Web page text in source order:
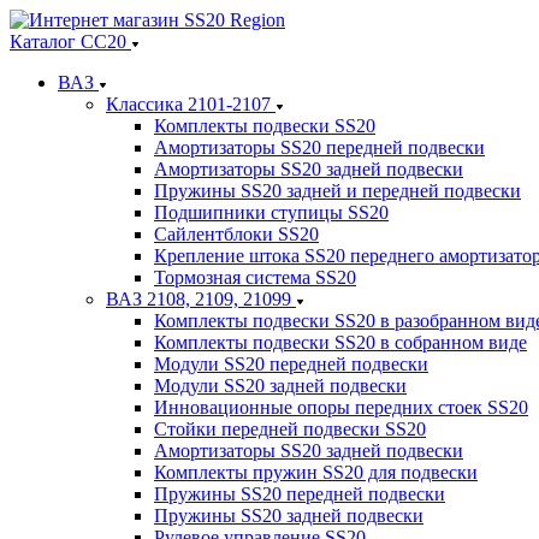
Каталог СС20
ВАЗ
Классика 2101-2107
Комплекты подвески SS20
Амортизаторы SS20 передней подвески
Амортизаторы SS20 задней подвески
Пружины SS20 задней и передней подвески
Подшипники ступицы SS20
Сайлентблоки SS20
Крепление штока SS20 переднего
Тормозная система SS20
ВАЗ 2108, 2109, 21099
Комплекты подвески SS20 в разобранном
Комплекты подвески SS20 в собранном виде
Модули SS20 передней подвески
Модули SS20 задней подвески
Инновационные опоры передних стоек SS20
Стойки передней подвески SS20
Амортизаторы SS20 задней подвески
Комплекты пружин SS20 для подвески
Пружины SS20 передней подвески
Пружины SS20 задней подвески